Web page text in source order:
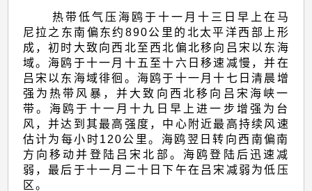
热带低气压海鸥于十一月十三日早上在马
尼拉之东南偏东约890公里的北太平洋西部上形
成，初时大致向西北至西北偏北移向吕宋以东海
域。海鸥于十一月十五至十六日移速减慢，并在
吕宋以东海域徘徊。海鸥于十一月十七日清晨增
强为热带风暴，并大致向西北移向吕宋海峡一
带。海鸥于十一月十九日早上进一步增强为台
风，并达到其最高强度，中心附近最高持续风速
估计为每小时120公里。海鸥翌日转向西南偏南
方向移动并登陆吕宋北部。海鸥登陆后迅速减
弱，最后于十一月二十日下午在吕宋减弱为低压
区。